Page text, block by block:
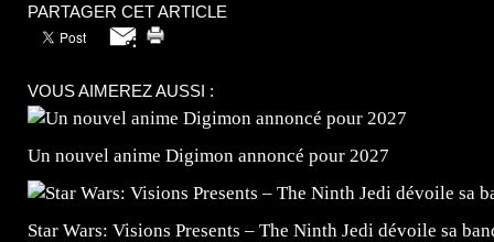
PARTAGER CET ARTICLE
VOUS AIMEREZ AUSSI :
Un nouvel anime Digimon annoncé pour 2027
Star Wars: Visions Presents – The Ninth Jedi dévoile sa